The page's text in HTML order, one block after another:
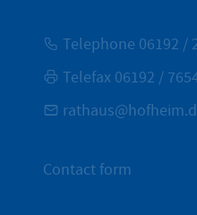
Telephone 06192 /
Telefax 06192 /
Contact form